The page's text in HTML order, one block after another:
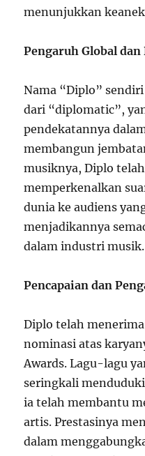
menunjukkan
Pengaruh Global
Nama “Diplo”
dari “diplomatic”,
pendekatannya
membangun
musiknya, Diplo
memperkenalkan
dunia ke audiens
menjadikannya
dalam industri musik.
Pencapaian dan
Diplo telah
nominasi atas
Awards. Lagu-lagu
seringkali
ia telah membantu
artis. Prestasinya
dalam